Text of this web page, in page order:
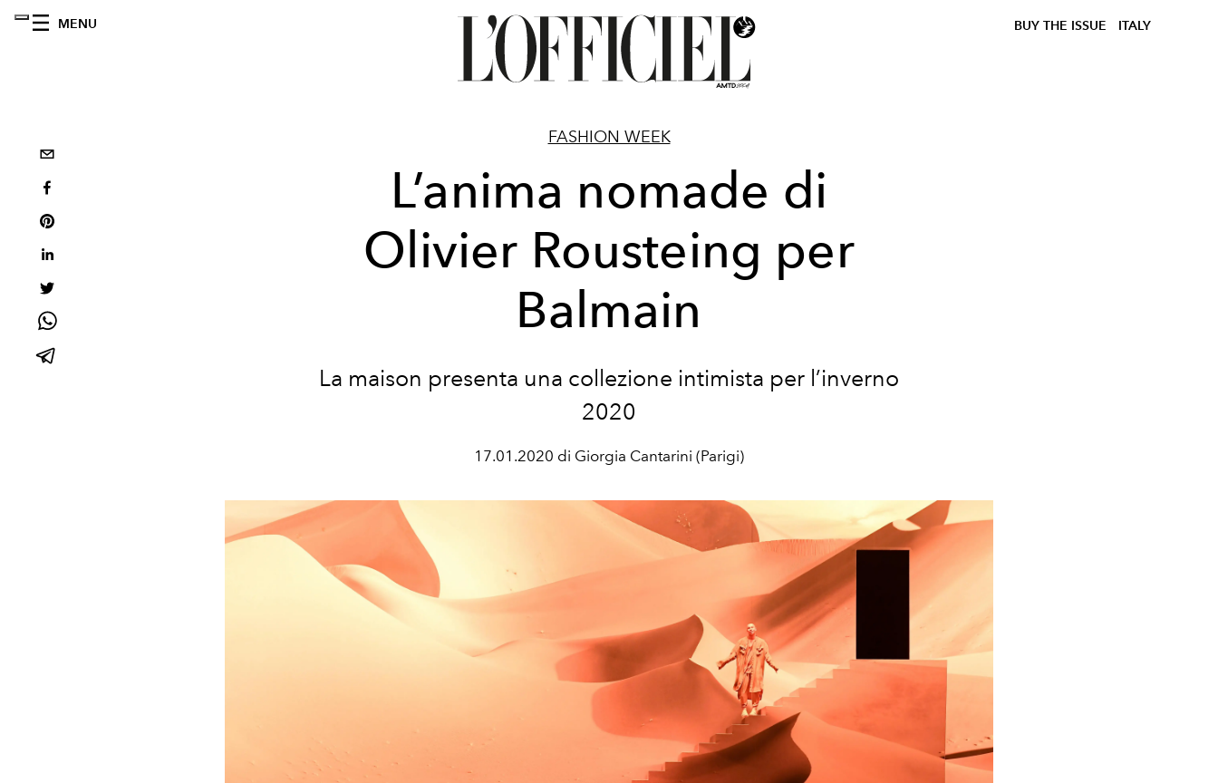
MENU BUY THE ISSUE ITALY
FASHION WEEK
L’anima nomade di
Olivier Rousteing per
Balmain
La maison presenta una collezione intimista per l’inverno
2020
17.01.2020 di Giorgia Cantarini (Parigi)